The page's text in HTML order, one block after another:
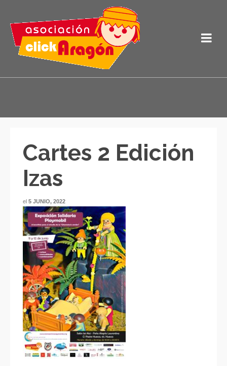
Cartes 2 Edición
Izas
el 5 JUNIO, 2022